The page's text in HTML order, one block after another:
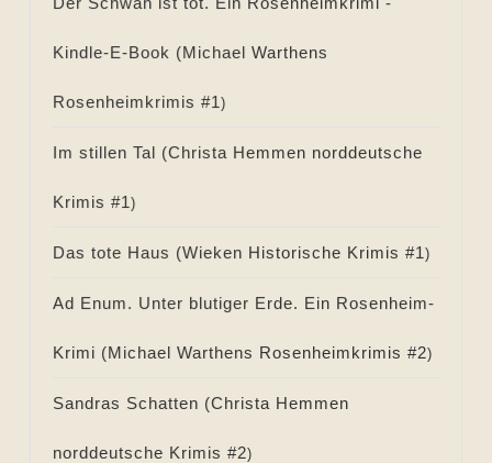
Kindle-E-Book (Michael Warthens
Rosenheimkrimis #1)
Im stillen Tal (Christa Hemmen norddeutsche
Krimis #1)
Das tote Haus (Wieken Historische Krimis #1 )
Ad Enum. Unter blutiger Erde. Ein Rosenheim-
Krimi (Michael Warthens Rosenheimkrimis #2)
Sandras Schatten (Christa Hemmen
norddeutsche Krimis #2)